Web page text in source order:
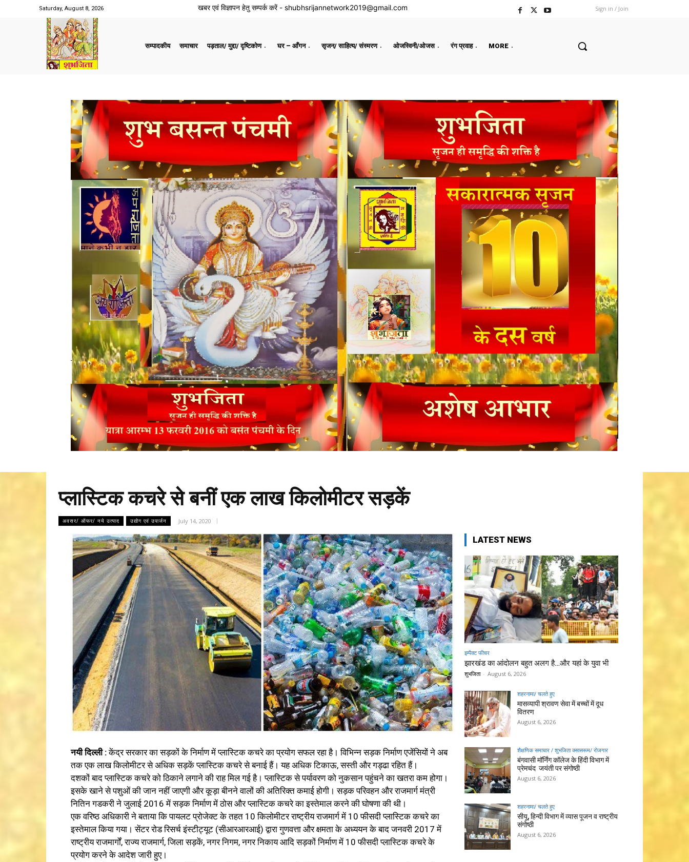
Saturday, August 8, 2026 खबर एवं विज्ञापन हेतु सम्पर्क करें - shubhsrijannetwork2019@gmail.com Sign in / Join
सम्पादकीय समाचार पड़ताल/ मुद्दा/ दृष्टिकोण घर – आँगन सृजन/ साहित्य/ संस्मरण ओजस्विनी/ओजस रंग प्रवाह MORE
प्लास्टिक कचरे से बनीं एक लाख किलोमीटर सड़कें
अवसर/ ऑफर/ नये उत्पाद उद्योग एवं उपार्जन July 14, 2020
नयी दिल्ली :केंद्र सरकार का सड़कों के निर्माण में प्लास्टिक कचरे का प्रयोग सफल रहा है। विभिन्न सड़क निर्माण एजेंसियों ने अब
तक एक लाख किलोमीटर से अधिक सड़कें प्लास्टिक कचरे से बनाई हैं। यह अधिक टिकाऊ, सस्ती और गड्ढा रहित हैं।
दशकों बाद प्लास्टिक कचरे को ठिकाने लगाने की राह मिल गई है। प्लास्टिक से पर्यावरण को नुकसान पहुंचने का खतरा कम होगा।
इसके खाने से पशुओं की जान नहीं जाएगी और कूड़ा बीनने वालों की अतिरिक्त कमाई होगी। सड़क परिवहन और राजमार्ग मंत्री
नितिन गडकरी ने जुलाई 2016 में सड़क निर्माण में ठोस और प्लास्टिक कचरे का इस्तेमाल करने की घोषणा की थी।
एक वरिष्ठ अधिकारी ने बताया कि पायलट प्रोजेक्ट के तहत 10 किलोमीटर राष्ट्रीय राजमार्ग में 10 फीसदी प्लास्टिक कचरे का
इस्तेमाल किया गया। सेंटर रोड रिसर्च इंस्टीट्यूट (सीआरआरआई) द्वारा गुणवत्ता और क्षमता के अध्ययन के बाद जनवरी 2017 में
राष्ट्रीय राजमार्गों, राज्य राजमार्ग, जिला सड़कें, नगर निगम, नगर निकाय आदि सड़कों निर्माण में 10 फीसदी प्लास्टिक कचरे के
प्रयोग करने के आदेश जारी हुए।
LATEST NEWS
इम्पैक्ट फीचर
झारखंड का आंदोलन बहुत अलग है…और यहां के युवा भी
शुभजिता - August 6, 2026
शहरनामा/ चलते हुए
मासव्यापी श्रावण सेवा में बच्चों में दूध
वितरण
August 6, 2026
शैक्षणिक समाचार / शुभजिता क्सासरूम/ रोजगार
बंगवासी मॉर्निंग कॉलेज के हिंदी विभाग में
प्रेमचंद जयंती पर संगोष्ठी
August 6, 2026
शहरनामा/ चलते हुए
सीयू, हिन्दी विभाग में व्यास पूजन व राष्ट्रीय
संगोष्ठी
August 6, 2026